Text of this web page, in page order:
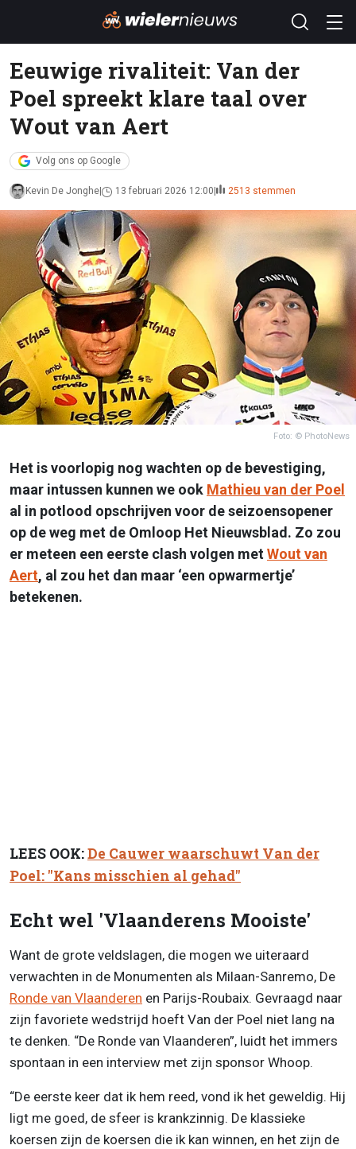
Eeuwige rivaliteit: Van der
Poel spreekt klare taal over
Wout van Aert
Volg ons op Google
Kevin De Jonghe 13 februari 2026 12:00 2513 stemmen
Foto: © PhotoNews
Het is voorlopig nog wachten op de bevestiging,
maar intussen kunnen we ook Mathieu van der Poel
al in potlood opschrijven voor de seizoensopener
op de weg met de Omloop Het Nieuwsblad. Zo zou
er meteen een eerste clash volgen metWout van
Aert, al zou het dan maar ‘een opwarmertje’
betekenen.
LEES OOK:De Cauwer waarschuwt Van der
Poel: "Kans misschien al gehad"
Echt wel 'Vlaanderens Mooiste'
Want de grote veldslagen, die mogen we uiteraard
verwachten in de Monumenten als Milaan-Sanremo, De
Ronde van Vlaanderen en Parijs-Roubaix. Gevraagd naar
zijn favoriete wedstrijd hoeft Van der Poel niet lang na
te denken. “De Ronde van Vlaanderen”, luidt het immers
spontaan in een interview met zijn sponsor Whoop.
“De eerste keer dat ik hem reed, vond ik het geweldig. Hij
ligt me goed, de sfeer is krankzinnig. De klassieke
koersen zijn de koersen die ik kan winnen, en het zijn de